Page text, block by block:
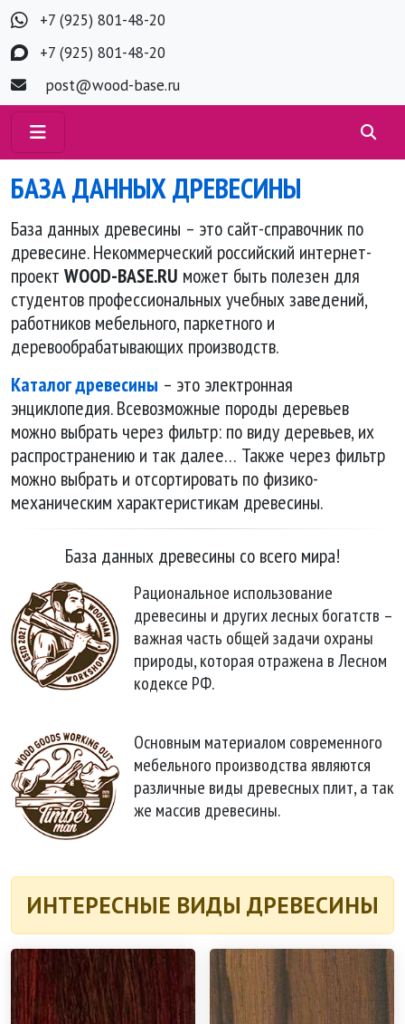
+7 (925) 801-48-20
+7 (925) 801-48-20
post@wood-base.ru
БАЗА ДАННЫХ ДРЕВЕСИНЫ
База данных древесины – это сайт-справочник по
древесине. Некоммерческий российский интернет-
проект WOOD-BASE.RU может быть полезен для
студентов профессиональных учебных заведений,
работников мебельного, паркетного и
деревообрабатывающих производств.
Каталог древесины – это электронная
энциклопедия. Всевозможные породы деревьев
можно выбрать через фильтр: по виду деревьев, их
распространению и так далее… Также через фильтр
можно выбрать и отсортировать по физико-
механическим характеристикам древесины.
База данных древесины со всего мира!
Рациональное исполь­зование
древесины и других лесных богатств –
важная часть общей задачи охраны
приро­ды, которая отражена в Лесном
кодексе РФ.
Основным материалом современного
мебель­ного производства явля­ются
различные виды древесных плит, а так
­же массив древесины.
ИНТЕРЕСНЫЕ ВИДЫ ДРЕВЕСИНЫ